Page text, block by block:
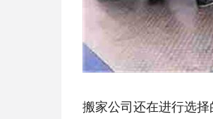
搬家公司还在进行选